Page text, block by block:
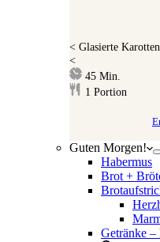
< Glasierte Karotten
<
45 Minuten
Min.
1 Portion
Guten Morgen!
Habermus
Brot +
Getränke